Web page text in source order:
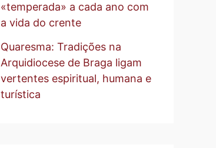
«temperada» a cada ano com
a vida do crente
Quaresma: Tradições na
Arquidiocese de Braga ligam
vertentes espiritual, humana e
turística